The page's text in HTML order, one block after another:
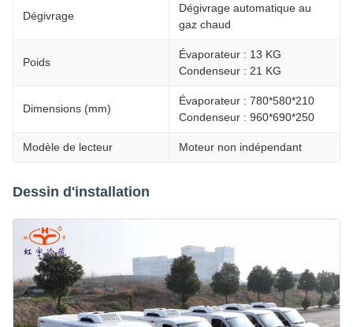
Dégivrage
Dégivrage automatique au
gaz chaud
Poids
Évaporateur : 13 KG
Condenseur : 21 KG
Dimensions (mm)
Évaporateur : 780*580*210
Condenseur : 960*690*250
Modèle de lecteur Moteur non indépendant
Dessin d'installation